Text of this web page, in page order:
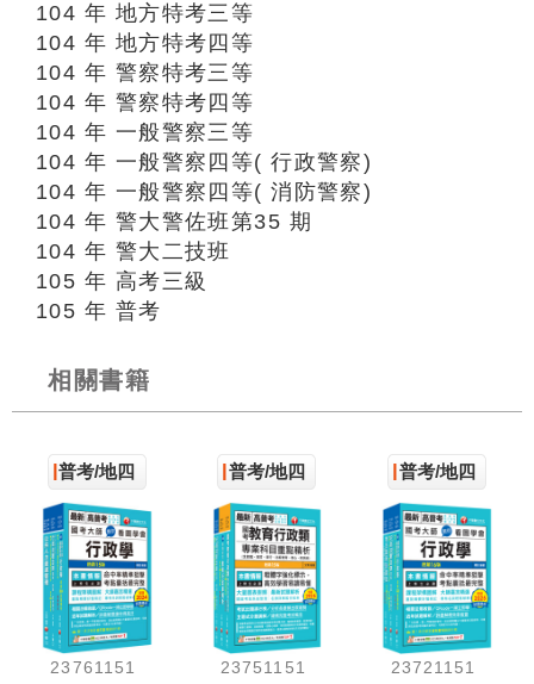
104 年 地方特考三等
104 年 地方特考四等
104 年 警察特考三等
104 年 警察特考四等
104 年 一般警察三等
104 年 一般警察四等( 行政警察)
104 年 一般警察四等( 消防警察)
104 年 警大警佐班第35 期
104 年 警大二技班
105 年 高考三級
105 年 普考
相關書籍
普考/地四
23761151
普考/地四
23751151
普考/地四
23721151